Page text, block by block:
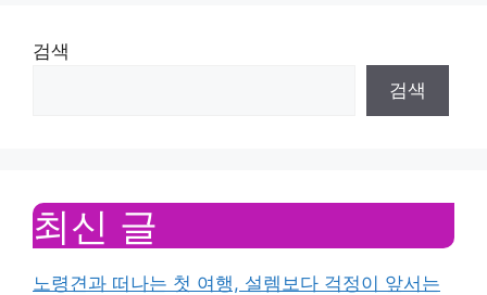
검색
검색
최신 글
노령견과 떠나는 첫 여행, 설렘보다 걱정이 앞서는